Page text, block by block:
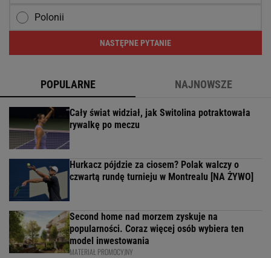
Polonii
NASTĘPNE PYTANIE
POPULARNE NAJNOWSZE
Cały świat widział, jak Switolina potraktowała
rywalkę po meczu
Hurkacz pójdzie za ciosem? Polak walczy o
czwartą rundę turnieju w Montrealu [NA ŻYWO]
Second home nad morzem zyskuje na
popularności. Coraz więcej osób wybiera ten
model inwestowania
MATERIAŁ PROMOCYJNY